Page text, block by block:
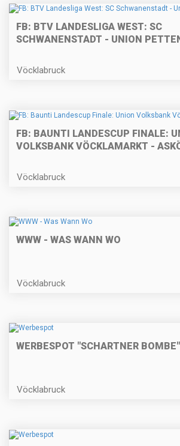
FB: BTV LANDESLIGA WEST: SC
SCHWANENSTADT - UNION
Vöcklabruck
FB: BAUNTI LANDESCUP FINALE:
VOLKSBANK VÖCKLAMARKT -
Vöcklabruck
WWW - WAS WANN WO
Vöcklabruck
WERBESPOT "SCHARTNER BOMBE"
Vöcklabruck